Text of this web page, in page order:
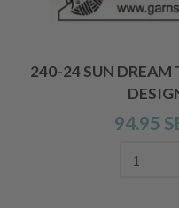
240-24 SUN DREAM
94.95